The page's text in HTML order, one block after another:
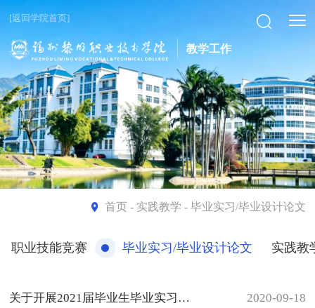
[返回学院首页]
教学工作
首页- 实践教学 - 毕业实习/毕业设计论文
职业技能竞赛 毕业实习/毕业设计论文 实践教
关于开展2021届毕业生毕业实习和毕业设计（论文）工作 的通知 2020-09-18